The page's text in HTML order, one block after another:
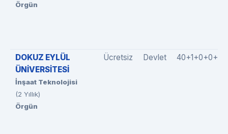
Örgün
DOKUZ EYLÜL
ÜNİVERSİTESİ
İnşaat Teknolojisi
(2 Yıllık)
Örgün
Ücretsiz Devlet 40+1+0+0+0